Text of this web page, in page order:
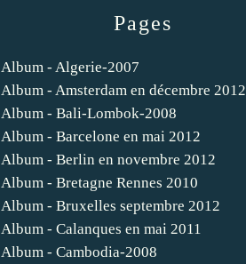
Pages
Album - Algerie-2007
Album - Amsterdam en décembre 2012
Album - Bali-Lombok-2008
Album - Barcelone en mai 2012
Album - Berlin en novembre 2012
Album - Bretagne Rennes 2010
Album - Bruxelles septembre 2012
Album - Calanques en mai 2011
Album - Cambodia-2008